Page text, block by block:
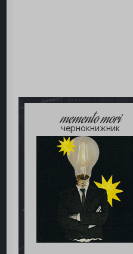
memento mori
чернокнижник